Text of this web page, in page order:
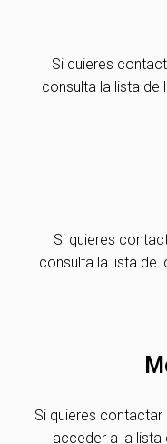
Si quieres
consulta la lista
Si quieres
consulta la lista de
Si quieres
acceder a la